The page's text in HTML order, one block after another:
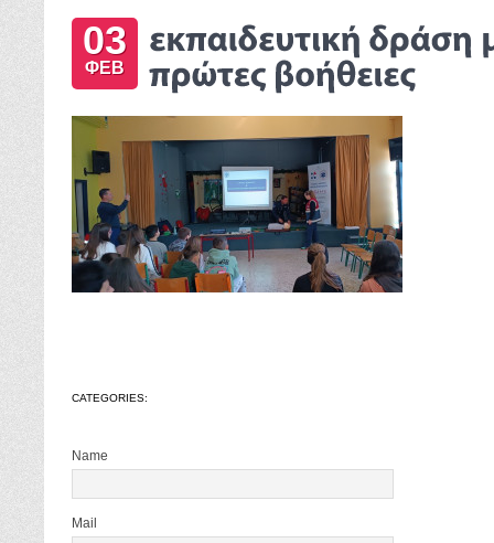
ΕΝΤΑΞΗ ΜΑΘΗΤΩΝ ΜΕ ΑΝΑΠΗΡΙΑ Η/ΚΑΙ ΕΙΔΙΚΕΣ
03
ΦΕΒ
CATEGORIES:
Name
Mail